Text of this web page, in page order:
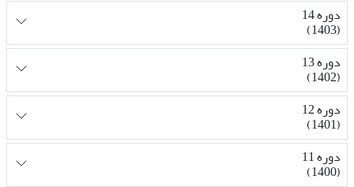
دوره 14
(1403)
دوره 13
(1402)
دوره 12
(1401)
دوره 11
(1400)